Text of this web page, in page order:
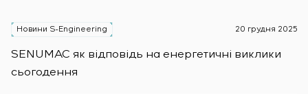
Новини S-Engineering 20 грудня 2025
SENUMAC як відповідь на енергетичні виклики
сьогодення